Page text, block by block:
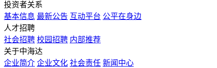
投资者关系
基本信息 最新公告 互动平台 公平在身边
人才招聘
社会招聘 校园招聘 内部推荐
关于中海达
企业简介 企业文化 社会责任 新闻中心